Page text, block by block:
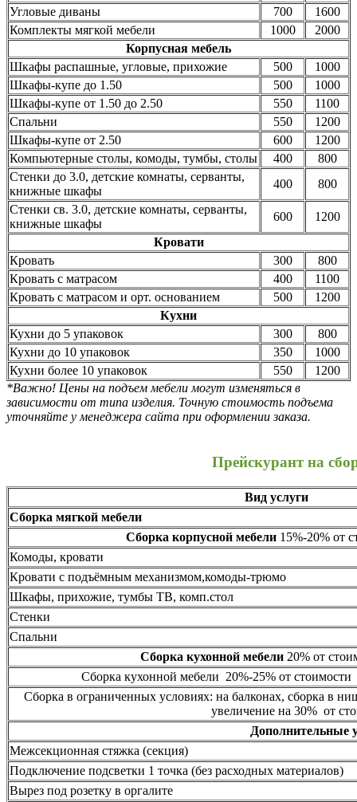
Угловые диваны
700
1600
Комплекты мягкой мебели
1000
2000
Корпусная мебель
Шкафы распашные, угловые, прихожие
500
1000
Шкафы-купе до 1.50
500
1000
Шкафы-купе от 1.50 до 2.50
550
1100
Спальни
550
1200
Шкафы-купе от 2.50
600
1200
Компьютерные столы, комоды, тумбы, столы
400
800
Стенки до 3.0, детские комнаты, серванты,
книжные шкафы
400
800
Стенки св. 3.0, детские комнаты, серванты,
книжные шкафы
600
1200
Кровати
Кровать
300
800
Кровать с матрасом
400
1100
Кровать с матрасом и орт. основанием
500
1200
Кухни
Кухни до 5 упаковок
300
800
Кухни до 10 упаковок
350
1000
Кухни более 10 упаковок
550
1200
*Важно! Цены на подъем мебели могут изменяться в
зависимости от типа изделия. Точную стоимость подъема
уточняйте у менеджера сайта при оформлении заказа.
Прейскурант на
Вид услуги
Сборка мягкой мебели
Сборка корпусной мебели15%-20% от
Комоды, кровати
Кровати с подъёмным механизмом,комоды-трюмо
Шкафы, прихожие, тумбы ТВ, комп.стол
Стенки
Спальни
Сборка кухонной мебели20% от
Сборка кухонной мебели 20%-25% от стоимости
Сборка в ограниченных условиях: на балконах, сборка в
увеличение на 30% от
Дополнительные
Межсекционная стяжка (секция)
Подключение подсветки 1 точка (без расходных материалов)
Вырез под розетку в оргалите